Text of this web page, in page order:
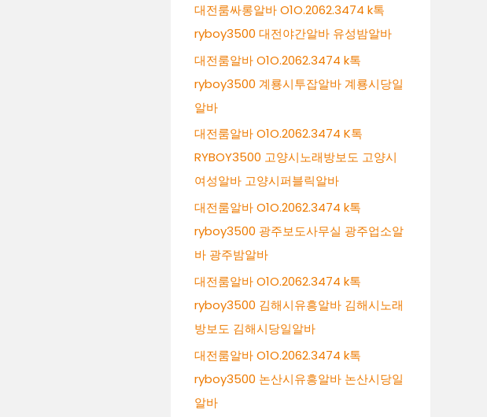
대전룸싸롱알바 O1O.2062.3474 k톡
ryboy3500 대전야간알바 유성밤알바
대전룸알바 O1O.2062.3474 k톡
ryboy3500 계룡시투잡알바 계룡시당일
알바
대전룸알바 O1O.2062.3474 K톡
RYBOY3500 고양시노래방보도 고양시
여성알바 고양시퍼블릭알바
대전룸알바 O1O.2062.3474 k톡
ryboy3500 광주보도사무실 광주업소알
바 광주밤알바
대전룸알바 O1O.2062.3474 k톡
ryboy3500 김해시유흥알바 김해시노래
방보도 김해시당일알바
대전룸알바 O1O.2062.3474 k톡
ryboy3500 논산시유흥알바 논산시당일
알바